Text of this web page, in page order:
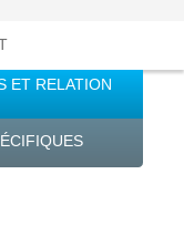
ET RELATION